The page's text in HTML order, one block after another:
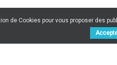
de Cookies pour vous proposer des